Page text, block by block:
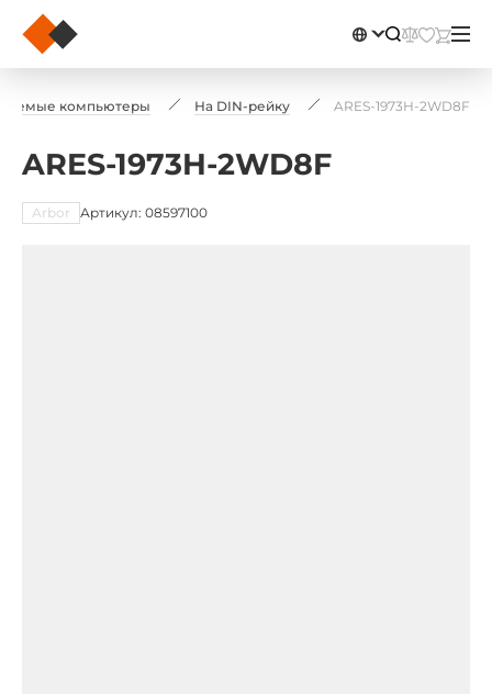
компьютеры На DIN-рейку ARES-1973H-2WD8F
ARES-1973H-2WD8F
Arbor Артикул: 08597100